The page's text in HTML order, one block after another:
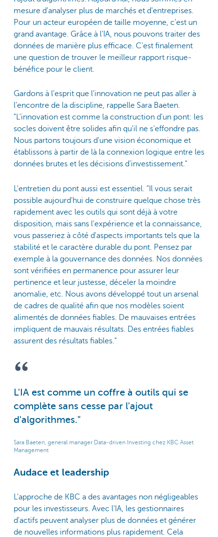
mesure d'analyser plus de marchés et d'entreprises.
Pour un acteur européen de taille moyenne, c'est un
grand avantage. Grâce à l'IA, nous pouvons traiter des
données de manière plus efficace. C'est finalement
une question de trouver le meilleur rapport risque-
bénéfice pour le client.
Gardons à l'esprit que l'innovation ne peut pas aller à
l'encontre de la discipline, rappelle Sara Baeten.
"L'innovation est comme la construction d'un pont: les
socles doivent être solides afin qu'il ne s'effondre pas.
Nous partons toujours d'une vision économique et
établissons à partir de là la connexion logique entre les
données brutes et les décisions d'investissement."
L'entretien du pont aussi est essentiel. "Il vous serait
possible aujourd'hui de construire quelque chose très
rapidement avec les outils qui sont déjà à votre
disposition, mais sans l'expérience et la connaissance,
vous passeriez à côté d'aspects importants tels que la
stabilité et le caractère durable du pont. Pensez par
exemple à la gouvernance des données. Nos données
sont vérifiées en permanence pour assurer leur
pertinence et leur justesse, déceler la moindre
anomalie, etc. Nous avons développé tout un arsenal
de cadres de qualité afin que nos modèles soient
alimentés de données fiables. De mauvaises entrées
impliquent de mauvais résultats. Des entrées fiables
assurent des résultats fiables."
L'IA est comme un coffre à outils qui se
complète sans cesse par l'ajout
d'algorithmes."
Sara Baeten, general manager Data-driven Investing chez KBC Asset
Management
Audace et leadership
L'approche de KBC a des avantages non négligeables
pour les investisseurs. Avec l'IA, les gestionnaires
d'actifs peuvent analyser plus de données et générer
de nouvelles informations plus rapidement. Cela